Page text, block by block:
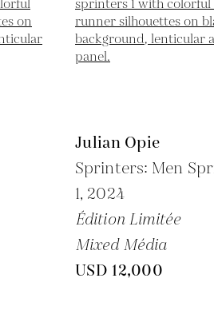
Julian Opie
Sprinters: Men
1, 2024
Édition Limitée
Mixed Média
USD 12,000